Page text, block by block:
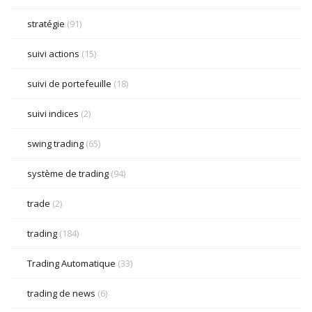
stratégie (91)
suivi actions (15)
suivi de portefeuille (18)
suivi indices (2)
swing trading (65)
système de trading (94)
trade (2)
trading (184)
Trading Automatique (33)
trading de news (6)